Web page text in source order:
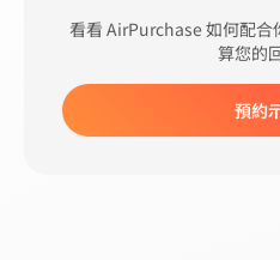
看看 AirPurchase 如何配
算您的
預約